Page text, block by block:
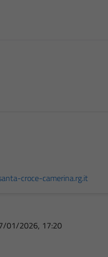
croce-camerina.rg.it
01/2026, 17:20